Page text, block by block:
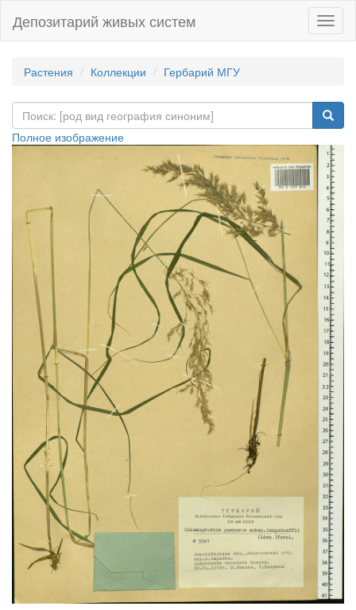
Депозитарий живых систем
Растения Коллекции Гербарий МГУ
Полное изображение